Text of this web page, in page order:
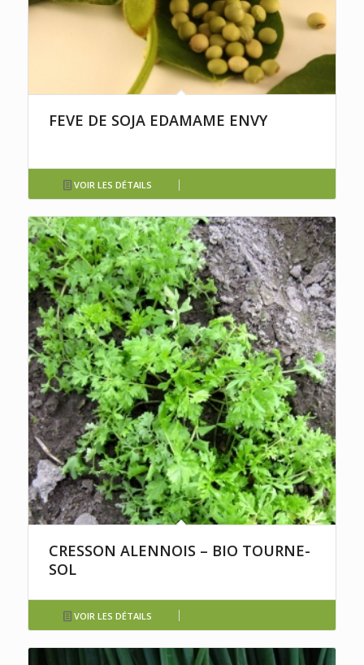
FEVE DE SOJA EDAMAME ENVY
VOIR LES DÉTAILS
CRESSON ALENNOIS – BIO TOURNE-
SOL
VOIR LES DÉTAILS